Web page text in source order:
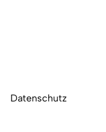
Datenschutz